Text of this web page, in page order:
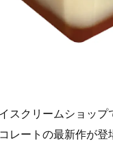
スクリームショッ
レートの最新作が